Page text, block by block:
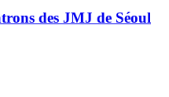
des JMJ de Séoul